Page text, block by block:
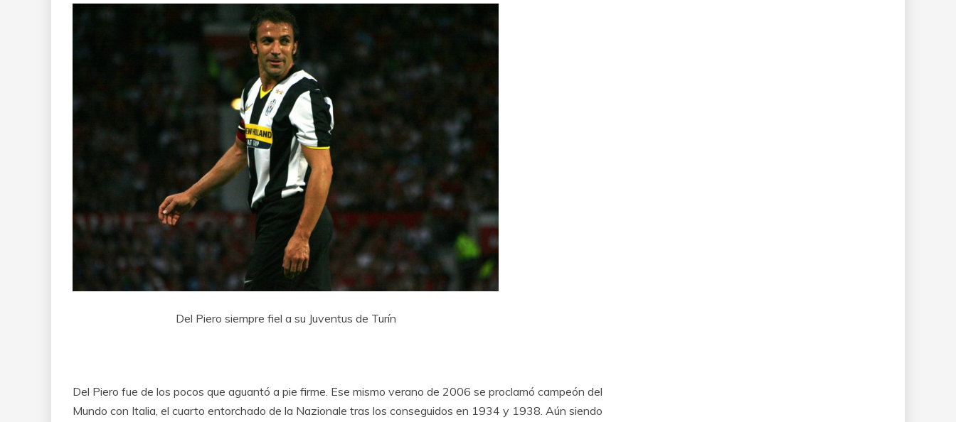
Del Piero siempre fiel a su Juventus de Turín
Del Piero fue de los pocos que aguantó a pie firme. Ese mismo verano de 2006 se proclamó campeón del
Mundo con Italia, el cuarto entorchado de la Nazionale tras los conseguidos en 1934 y 1938. Aún siendo